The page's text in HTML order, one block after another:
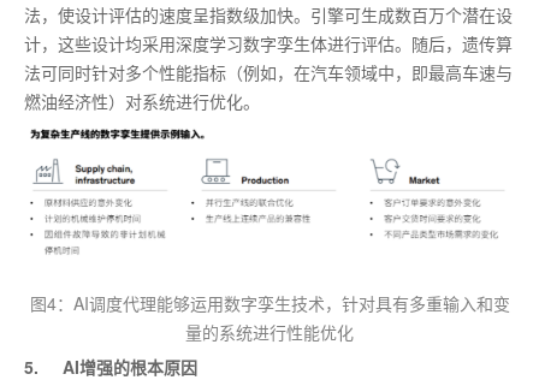
法，使设计评估的速度呈指数级加快。引擎可生成数百万个潜在设
计，这些设计均采用深度学习数字孪生体进行评估。随后，遗传算
法可同时针对多个性能指标（例如，在汽车领域中，即最高车速与
燃油经济性）对系统进行优化。
图4：AI调度代理能够运用数字孪生技术，针对具有多重输入和变
量的系统进行性能优化
5. AI增强的根本原因